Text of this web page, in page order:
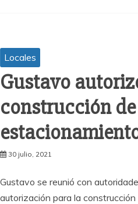
Locales
Gustavo
construcción
30 julio, 2021
Gustavo se reunió con
autorización para la